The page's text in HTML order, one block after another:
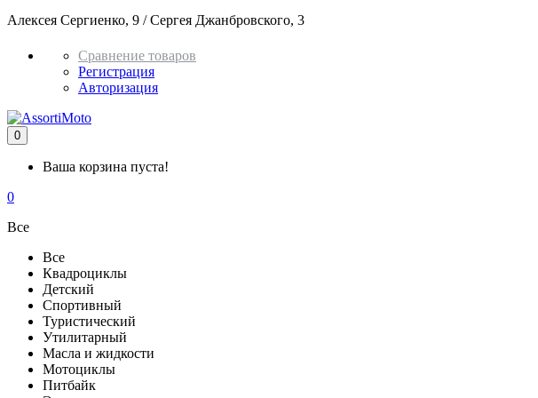
Алексея Сергиенко, 9 / Сергея Джанбровского, 3
Сравнение товаров
Регистрация
Авторизация
0
Ваша корзина пуста!
0
Все
Все
Квадроциклы
Детский
Спортивный
Туристический
Утилитарный
Масла и жидкости
Мотоциклы
Питбайк